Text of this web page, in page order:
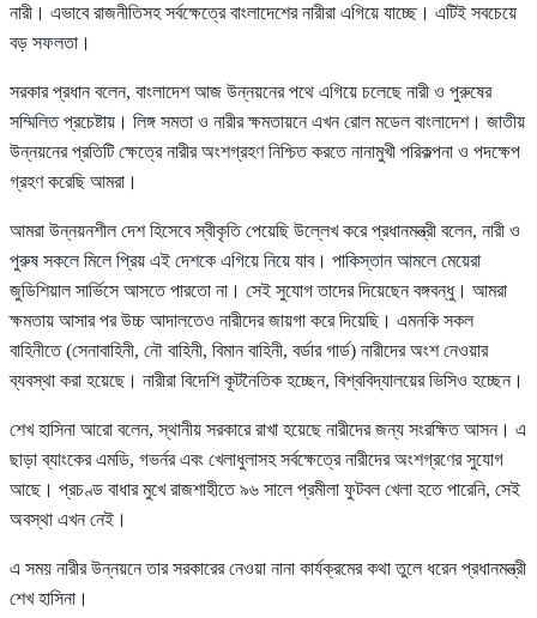
নারী। এভাবে রাজনীতিসহ সর্বক্ষেত্রে বাংলাদেশের নারীরা এগিয়ে যাচ্ছে। এটিই সবচেয়ে
বড় সফলতা।
সরকার প্রধান বলেন, বাংলাদেশ আজ উন্নয়নের পথে এগিয়ে চলেছে নারী ও পুরুষের
সম্মিলিত প্রচেষ্টায়। লিঙ্গ সমতা ও নারীর ক্ষমতায়নে এখন রোল মডেল বাংলাদেশ। জাতীয়
উন্নয়নের প্রতিটি ক্ষেত্রে নারীর অংশগ্রহণ নিশ্চিত করতে নানামুখী পরিকল্পনা ও পদক্ষেপ
গ্রহণ করেছি আমরা।
আমরা উন্নয়নশীল দেশ হিসেবে স্বীকৃতি পেয়েছি উল্লেখ করে প্রধানমন্ত্রী বলেন, নারী ও
পুরুষ সকলে মিলে প্রিয় এই দেশকে এগিয়ে নিয়ে যাব। পাকিস্তান আমলে মেয়েরা
জুডিশিয়াল সার্ভিসে আসতে পারতো না। সেই সুযোগ তাদের দিয়েছেন বঙ্গবন্ধু। আমরা
ক্ষমতায় আসার পর উচ্চ আদালতেও নারীদের জায়গা করে দিয়েছি। এমনকি সকল
বাহিনীতে (সেনাবাহিনী, নৌ বাহিনী, বিমান বাহিনী, বর্ডার গার্ড) নারীদের অংশ নেওয়ার
ব্যবস্থা করা হয়েছে। নারীরা বিদেশি কূটনৈতিক হচ্ছেন, বিশ্ববিদ্যালয়ের ভিসিও হচ্ছেন।
শেখ হাসিনা আরো বলেন, স্থানীয় সরকারে রাখা হয়েছে নারীদের জন্য সংরক্ষিত আসন। এ
ছাড়া ব্যাংকের এমডি, গভর্নর এবং খেলাধুলাসহ সর্বক্ষেত্রে নারীদের অংশগ্রণের সুযোগ
আছে। প্রচণ্ড বাধার মুখে রাজশাহীতে ৯৬ সালে প্রমীলা ফুটবল খেলা হতে পারেনি, সেই
অবস্থা এখন নেই।
এ সময় নারীর উন্নয়নে তার সরকারের নেওয়া নানা কার্যক্রমের কথা তুলে ধরেন প্রধানমন্ত্রী
শেখ হাসিনা।